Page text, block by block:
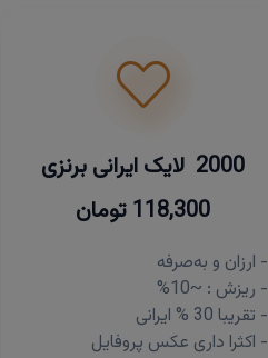
2000 لایک ایرانی برنزی
118,300 تومان
- ارزان و به‌صرفه
- ریزش : ~10%
- تقریبا 30 % ایرانی
- اکثرا داری عکس پروفایل